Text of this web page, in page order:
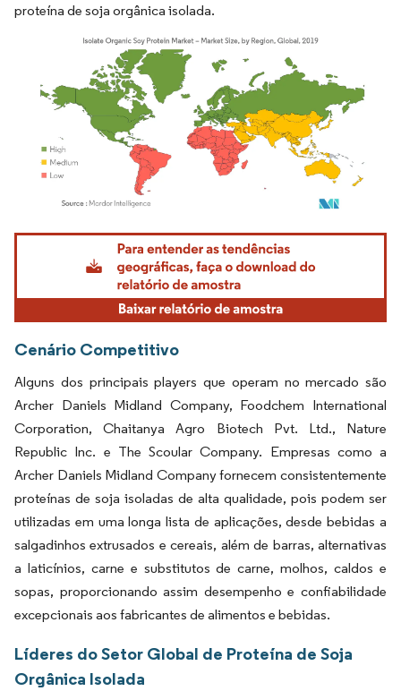
proteína de soja orgânica isolada.
Imagem © Mordor Intelligence. O reuso requer atribuição conforme CC BY 4.0.
Cenário Competitivo
Alguns dos principais players que operam no mercado são
Archer Daniels Midland Company, Foodchem International
Corporation, Chaitanya Agro Biotech Pvt. Ltd., Nature
Republic Inc. e The Scoular Company. Empresas como a
Archer Daniels Midland Company fornecem consistentemente
proteínas de soja isoladas de alta qualidade, pois podem ser
utilizadas em uma longa lista de aplicações, desde bebidas a
salgadinhos extrusados e cereais, além de barras, alternativas
a laticínios, carne e substitutos de carne, molhos, caldos e
sopas, proporcionando assim desempenho e confiabilidade
excepcionais aos fabricantes de alimentos e bebidas.
Líderes do Setor Global de Proteína de Soja
Orgânica Isolada